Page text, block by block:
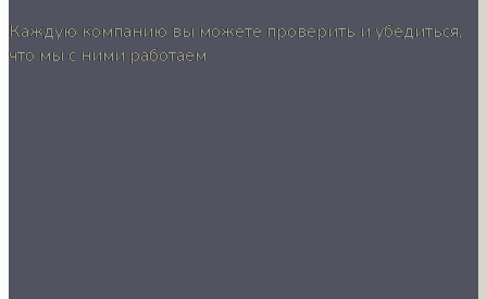
Каждую компанию вы можете проверить и убедиться,
что мы с ними работаем